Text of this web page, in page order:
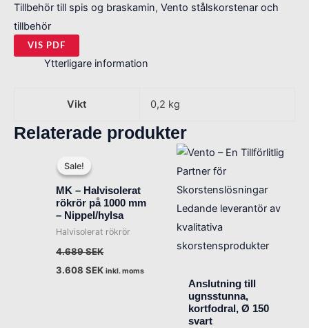
Tillbehör till spis og braskamin, Vento stålskorstenar och
tillbehör
VIS PDF
Ytterligare information
Vikt 0,2 kg
Relaterade produkter
Sale!
Sale!
MK – Halvisolerat
rökrör på 1000 mm
– Nippel/hylsa
Halvisolerat rökrör
4.689SEK
ursprungliga
priset
var:
4.689 SEK.
3.608SEK
är:
3.608 SEK.
inkl. moms
Anslutning till
ugnsstunna,
kortfodral, Ø 150
svart